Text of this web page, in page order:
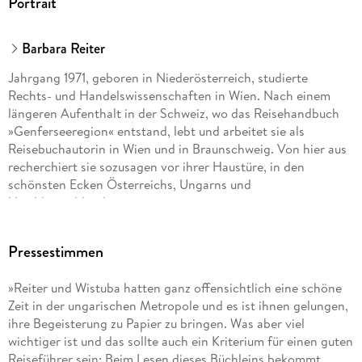
ausprobiert! Dazu noch weit über 70 detailliert beschriebene
Adressen des Kultur- und Nachtlebens. Mit Kindern
unterwegs? Schmales Budget? Auch dafür hat unser
Budapest-Reiseführer als kundiger und hilfreicher Begleiter
bewährte Tipps und hilfreiche Hinweise parat.
Unschlagbares Bundle:
Die
gratis
mit dabei, denn Buch und App gehören für uns einfach
zusammen. Nutzen Sie den inkludierten
Freischaltcode
zum kostenlosen
Download
und laden Sie den
Barbara Reiter
Jahrgang 1971, geboren in Niederösterreich, studierte
Rechts- und Handelswissenschaften in Wien. Nach einem
längeren Aufenthalt in der Schweiz, wo das Reisehandbuch
»Genferseeregion« entstand, lebt und arbeitet sie als
Reisebuchautorin in Wien und in Braunschweig. Von hier aus
recherchiert sie sozusagen vor ihrer Haustüre, in den
schönsten Ecken Österreichs, Ungarns und
Norddeutschlands.
Bauingenieur ist in der Wissenschaft tätig. Nach einem
Barbara Reiter (s. o.) das Reisehandbuch »Genferseeregion«
schrieb, lebt und arbeitet er in Wien und in Braunschweig.
Pressestimmen
»Reiter und Wistuba hatten ganz offensichtlich eine schöne
Zeit in der ungarischen Metropole und es ist ihnen gelungen,
ihre Begeisterung zu Papier zu bringen. Was aber viel
wichtiger ist und das sollte auch ein Kriterium für einen guten